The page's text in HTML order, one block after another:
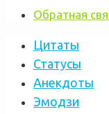
Обратная
Цитаты
Статусы
Анекдоты
Эмодзи